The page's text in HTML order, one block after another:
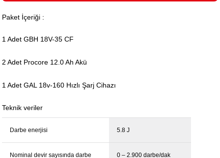
Paket İçeriği :
1 Adet GBH 18V-35 CF
2 Adet Procore 12.0 Ah Akü
1 Adet GAL 18v-160 Hızlı Şarj Cihazı
Teknik veriler
Darbe enerjisi 5.8 J
Nominal devir sayısında darbe
0 – 2.900 darbe/dak